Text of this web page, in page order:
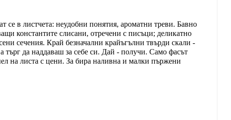
се в листчета: неудобни понятия, ароматни треви. Бавно
константите слисани, отречени с писъци; деликатно
сечения. Край безначални крайъгълни твърди скали -
да наддаваш за себе си. Дай - получи. Само фасът
на листа с цени. За бира наливна и малки пържени